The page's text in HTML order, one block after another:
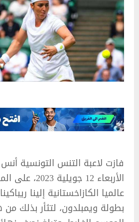
فازت لاعبة التنس التونسية
الأربعاء 12
عالميا الكازاخستانية إلينا
بطولة ويمبلدون، لتثأر بذلك